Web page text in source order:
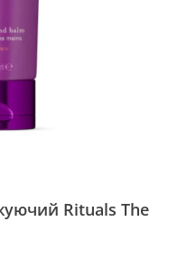
Rituals The